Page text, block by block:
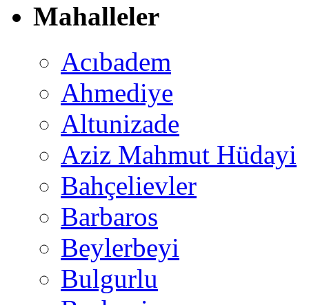
Mahalleler
Acıbadem
Ahmediye
Altunizade
Aziz Mahmut Hüdayi
Bahçelievler
Barbaros
Beylerbeyi
Bulgurlu